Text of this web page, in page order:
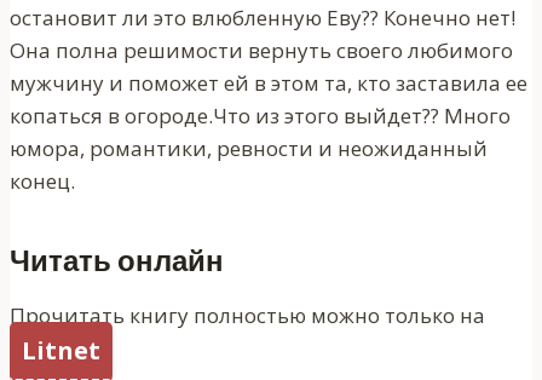
остановит ли это влюбленную Еву?? Конечно нет!
Она полна решимости вернуть своего любимого
мужчину и поможет ей в этом та, кто заставила ее
копаться в огороде.Что из этого выйдет?? Много
юмора, романтики, ревности и неожиданный
конец.
Читать онлайн
Прочитать книгу полностью можно только на
Litnet